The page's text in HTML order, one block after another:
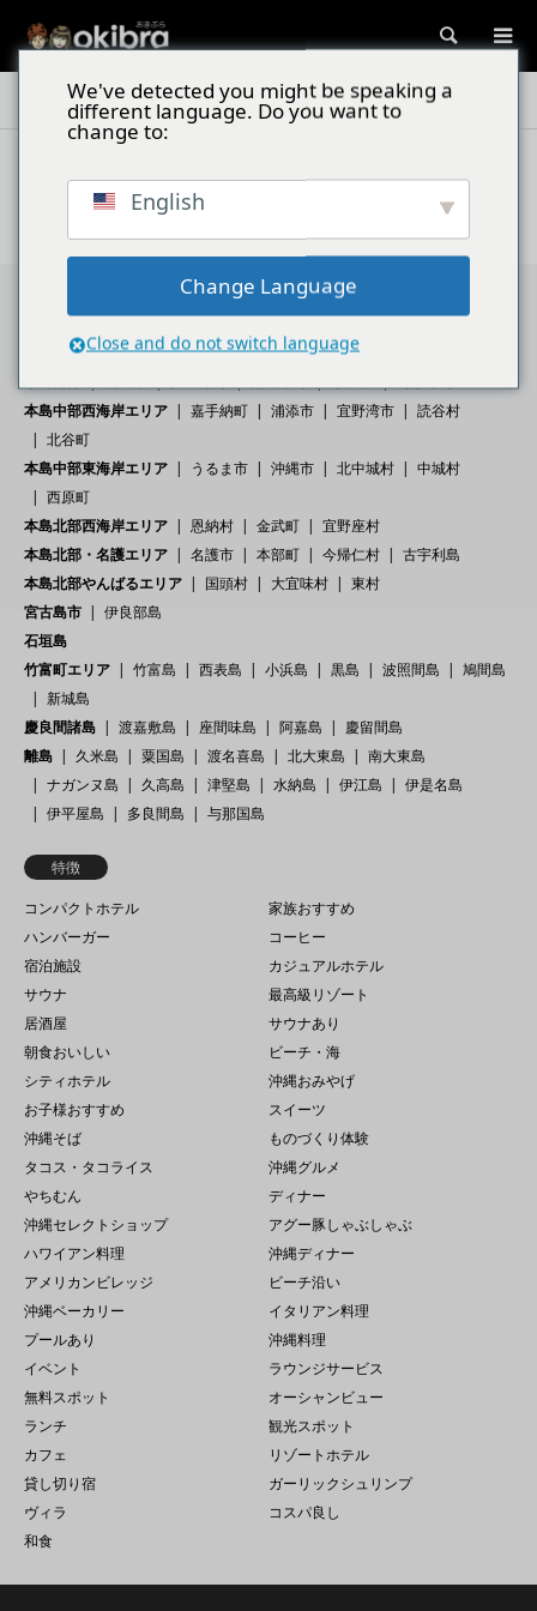
検索
沖縄スポット 慶良間諸島 阿嘉島
登録されている記事はございません。
エリア
那覇空港周辺エリア
那覇市
豊見城市
本島中部西海岸エリア
嘉手納町 浦添市 宜野湾市
読谷村
北谷町
本島中部東海岸エリア
うるま市 沖縄市 北中城村
中城村
西原町
本島北部西海岸エリア
恩納村 金武町
宜野座村
本島北部・名護エリア
名護市 本部町 今帰仁村
古宇利島
本島北部やんばるエリア
国頭村 大宜味村
東村
宮古島市
伊良部島
石垣島
竹富町エリア
竹富島 西表島 小浜島 黒島 波照間島
鳩間島
新城島
慶良間諸島
渡嘉敷島 座間味島 阿嘉島
慶留間島
離島
久米島 粟国島 渡名喜島 北大東島
南大東島
ナガンヌ島
久高島 津堅島 水納島 伊江島
伊是名島
伊平屋島
多良間島 与那国島
特徴
コンパクトホテル
家族おすすめ
ハンバーガー
コーヒー
宿泊施設
カジュアルホテル
サウナ
最高級リゾート
居酒屋
サウナあり
朝食おいしい
ビーチ・海
シティホテル
沖縄おみやげ
お子様おすすめ
スイーツ
沖縄そば
ものづくり体験
タコス・タコライス
沖縄グルメ
やちむん
ディナー
沖縄セレクトショップ
アグー豚しゃぶしゃぶ
ハワイアン料理
沖縄ディナー
アメリカンビレッジ
ビーチ沿い
沖縄ベーカリー
イタリアン料理
プールあり
沖縄料理
イベント
ラウンジサービス
無料スポット
オーシャンビュー
ランチ
観光スポット
カフェ
リゾートホテル
貸し切り宿
ガーリックシュリンプ
ヴィラ
コスパ良し
和食
We've detected you might be speaking a
different language. Do you want to
change to:
English
Change Language
Close and do not switch language